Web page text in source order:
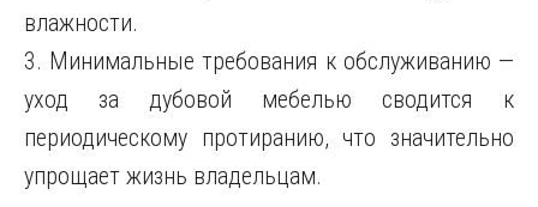
влажности.
3. Минимальные требования к обслуживанию —
уход за дубовой мебелью сводится к
периодическому протиранию, что значительно
упрощает жизнь владельцам.